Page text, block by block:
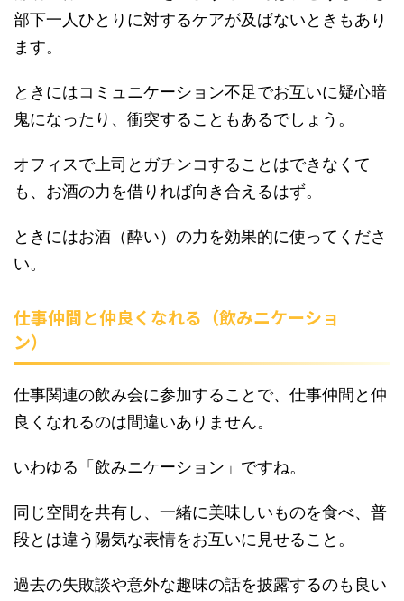
部下一人ひとりに対するケアが及ばないときもあり
ます。
ときにはコミュニケーション不足でお互いに疑心暗
鬼になったり、衝突することもあるでしょう。
オフィスで上司とガチンコすることはできなくて
も、お酒の力を借りれば向き合えるはず。
ときにはお酒（酔い）の力を効果的に使ってくださ
い。
仕事仲間と仲良くなれる（飲みニケーショ
ン）
仕事関連の飲み会に参加することで、仕事仲間と仲
良くなれるのは間違いありません。
いわゆる「飲みニケーション」ですね。
同じ空間を共有し、一緒に美味しいものを食べ、普
段とは違う陽気な表情をお互いに見せること。
過去の失敗談や意外な趣味の話を披露するのも良い